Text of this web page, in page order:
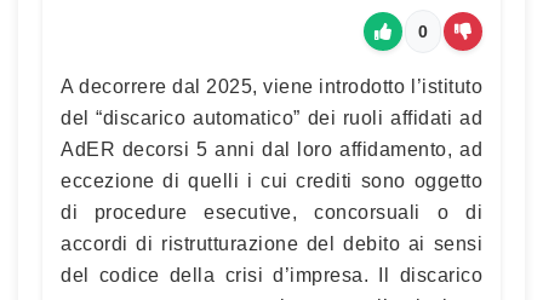
0
A decorrere dal 2025, viene introdotto l’istituto
del “discarico automatico” dei ruoli affidati ad
AdER decorsi 5 anni dal loro affidamento, ad
eccezione di quelli i cui crediti sono oggetto
di procedure esecutive, concorsuali o di
accordi di ristrutturazione del debito ai sensi
del codice della crisi d’impresa. Il discarico